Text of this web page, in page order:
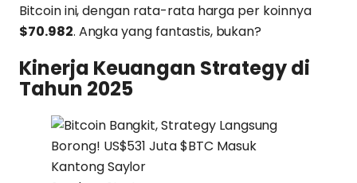
Bitcoin ini, dengan rata-rata harga per koinnya
$70.982. Angka yang fantastis, bukan?
Kinerja Keuangan Strategy di
Tahun 2025